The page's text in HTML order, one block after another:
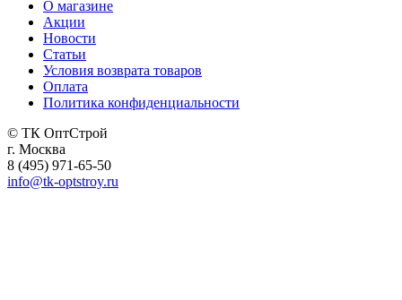
О магазине
Акции
Новости
Статьи
Условия возврата товаров
Оплата
Политика конфиденциальности
© ТК ОптСтрой
г. Москва
8 (495) 971-65-50
info@tk-optstroy.ru